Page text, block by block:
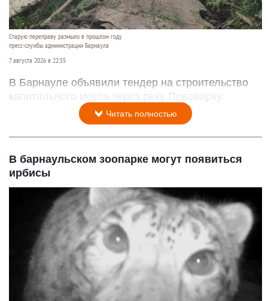
Старую переправу размыло в прошлом году
пресс-службы администрации Барнаула
7 августа 2026 в 22:55
В Барнауле объявили тендер на строительство
капитального моста через реку Пивоварку.
Читать полностью
В барнаульском зоопарке могут появиться
ирбисы